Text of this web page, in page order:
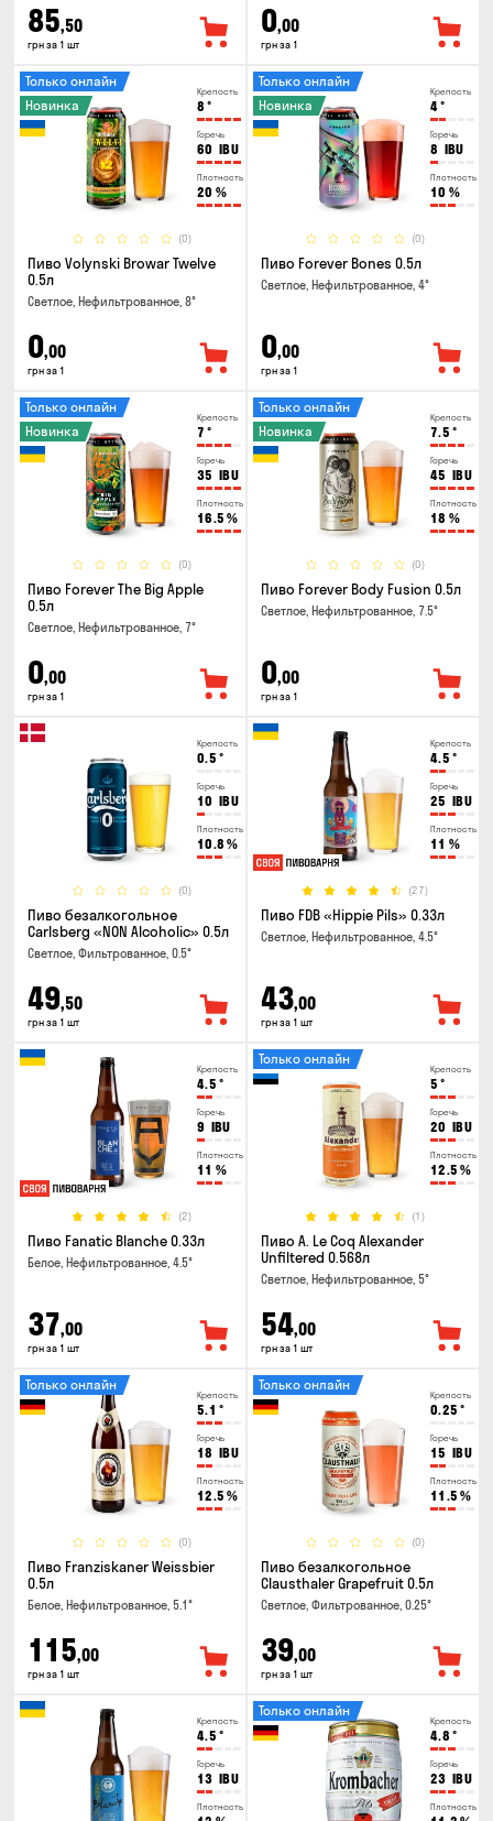
85,50
грн за 1 шт
0,00
грн за 1
Крепость
8 °
Горечь
60 IBU
Плотность
20 %
(0)
Только онлайн
Новинка
Пиво Volynski Browar Twelve
0.5л
Светлое, Нефильтрованное, 8°
0,00
грн за 1
Крепость
4°
Горечь
8 IBU
Плотность
10 %
(0)
Только онлайн
Новинка
Пиво Forever Bones 0.5л
Светлое, Нефильтрованное, 4°
0,00
грн за 1
Крепость
7 °
Горечь
35 IBU
Плотность
16.5 %
(0)
Только онлайн
Новинка
Пиво Forever The Big Apple
0.5л
Светлое, Нефильтрованное, 7°
0,00
грн за 1
Крепость
7.5 °
Горечь
45 IBU
Плотность
18 %
(0)
Только онлайн
Новинка
Пиво Forever Body Fusion 0.5л
Светлое, Нефильтрованное, 7.5°
0,00
грн за 1
Крепость
0.5 °
Горечь
10 IBU
Плотность
10.8 %
(0)
Пиво безалкогольное
Carlsberg «NON Alcoholic» 0.5л
Светлое, Фильтрованное, 0.5°
49,50
грн за 1 шт
Крепость
4.5 °
Горечь
25 IBU
Плотность
11 %
(27)
Пиво FDB «Hippie Pils» 0.33л
Светлое, Нефильтрованное, 4.5°
43,00
грн за 1 шт
Крепость
4.5 °
Горечь
9 IBU
Плотность
11 %
(2)
Пиво Fanatic Blanche 0.33л
Белое, Нефильтрованное, 4.5°
37,00
грн за 1 шт
Крепость
5 °
Горечь
20 IBU
Плотность
12.5 %
(1)
Только онлайн
Пиво A. Le Coq Alexander
Unfiltered 0.568л
Светлое, Нефильтрованное, 5°
54,00
грн за 1 шт
Крепость
5.1 °
Горечь
18 IBU
Плотность
12.5 %
(0)
Только онлайн
Пиво Franziskaner Weissbier
0.5л
Белое, Нефильтрованное, 5.1°
115,00
грн за 1 шт
Крепость
0.25 °
Горечь
15 IBU
Плотность
11.5 %
(0)
Только онлайн
Пиво безалкогольное
Clausthaler Grapefruit 0.5л
Светлое, Фильтрованное, 0.25°
39,00
грн за 1 шт
Крепость
4.5 °
Горечь
13 IBU
Плотность
Крепость
4.8 °
Горечь
23 IBU
Плотность
Только онлайн